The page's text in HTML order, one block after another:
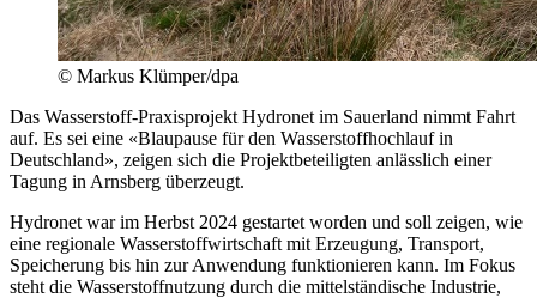
© Markus Klümper/dpa
Das Wasserstoff-Praxisprojekt Hydronet im Sauerland nimmt Fahrt
auf. Es sei eine «Blaupause für den Wasserstoffhochlauf in
Deutschland», zeigen sich die Projektbeteiligten anlässlich einer
Tagung in Arnsberg überzeugt.
Hydronet war im Herbst 2024 gestartet worden und soll zeigen, wie
eine regionale Wasserstoffwirtschaft mit Erzeugung, Transport,
Speicherung bis hin zur Anwendung funktionieren kann. Im Fokus
steht die Wasserstoffnutzung durch die mittelständische Industrie,